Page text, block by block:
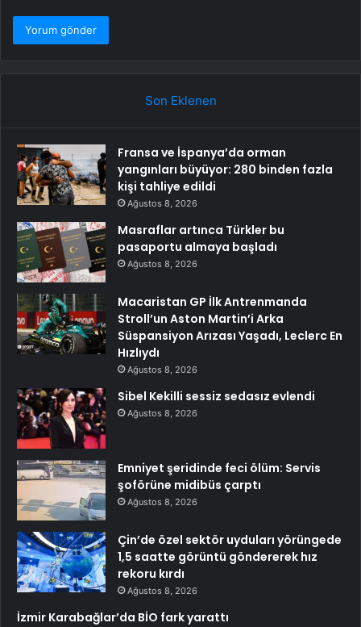
Son Eklenen
Fransa ve İspanya’da orman
yangınları büyüyor: 280 binden fazla
kişi tahliye edildi
Ağustos 8, 2026
Masraflar artınca Türkler bu
pasaportu almaya başladı
Ağustos 8, 2026
Macaristan GP İlk Antrenmanda
Stroll’un Aston Martin’i Arka
Süspansiyon Arızası Yaşadı, Leclerc En
Hızlıydı
Ağustos 8, 2026
Sibel Kekilli sessiz sedasız evlendi
Ağustos 8, 2026
Emniyet şeridinde feci ölüm: Servis
şoförüne midibüs çarptı
Ağustos 8, 2026
Çin’de özel sektör uyduları yörüngede
1,5 saatte görüntü göndererek hız
rekoru kırdı
Ağustos 8, 2026
İzmir Karabağlar’da BİO fark yarattı